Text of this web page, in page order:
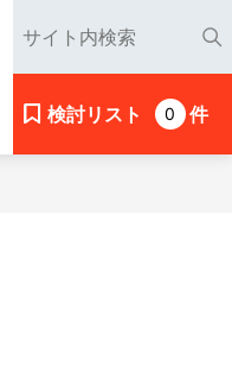
検討リスト 0 件